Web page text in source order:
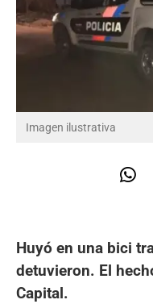
Imagen ilustrativa
Huyó en una bici
detuvieron. El
Capital.